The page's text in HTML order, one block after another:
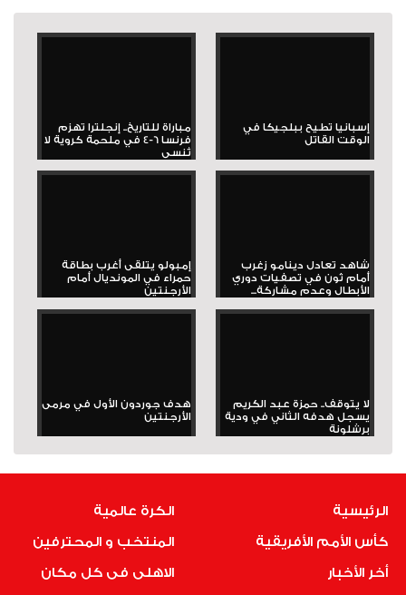
إسبانيا تطيح ببلجيكا في
الوقت القاتل
مباراة للتاريخ.. إنجلترا تهزم
فرنسا 6-4 في ملحمة كروية لا
تُنسى
شاهد تعادل دينامو زغرب
أمام ثون في تصفيات دوري
الأبطال وعدم مشاركة...
إمبولو يتلقى أغرب بطاقة
حمراء في المونديال أمام
الأرجنتين
لا يتوقف.. حمزة عبد الكريم
يسجل هدفه الثاني في ودية
برشلونة
هدف جوردون الأول في مرمى
الأرجنتين
الرئيسية
كأس الأمم الأفريقية
أخر الأخبار
الكرة عالمية
المنتخب و المحترفين
الاهلى فى كل مكان